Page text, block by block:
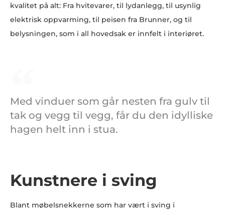
kvalitet på alt: Fra hvitevarer, til lydanlegg, til usynlig
elektrisk oppvarming, til peisen fra Brunner, og til
belysningen, som i all hovedsak er innfelt i interiøret.
Med vinduer som går nesten fra gulv til
tak og vegg til vegg, får du den idylliske
hagen helt inn i stua.
Kunstnere i sving
Blant møbelsnekkerne som har vært i sving i